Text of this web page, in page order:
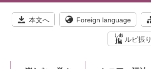
本文へ Foreign language
ルビ振り